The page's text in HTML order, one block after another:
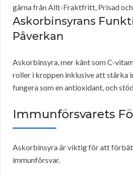
gärna från Allt-Fraktfritt, Prisad
Askorbinsyrans
Påverkan
Askorbinsyra, mer känt som C-
roller i kroppen inklusive att stärka
fungera som en antioxidant, och
Immunförsvarets
Askorbinsyra är viktig för att
immunförsvar.